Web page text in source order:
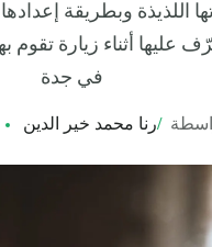
اللذيذة وبطريقة
عليها أثناء زيارة تقوم
في جدة
/رنا محمد خير الدين